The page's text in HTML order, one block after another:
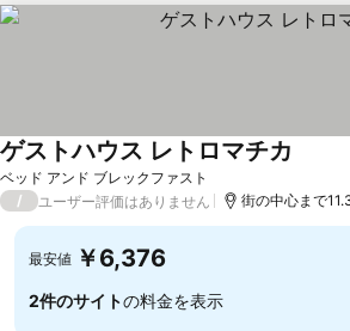
ベッド アンド ブレックファスト
ゲストハウス レトロマチカ
/ ユーザー評価はありません 街の中心まで
最安値 ￥6,376
2件のサイトの料金を表示